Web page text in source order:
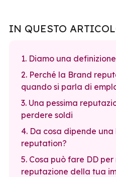
IN QUESTO
1. Diamo una
2. Perché la Brand
quando si parla di
3. Una pessima
perdere soldi
4. Da cosa dipende
reputation?
5. Cosa può fare DD
reputazione della tua